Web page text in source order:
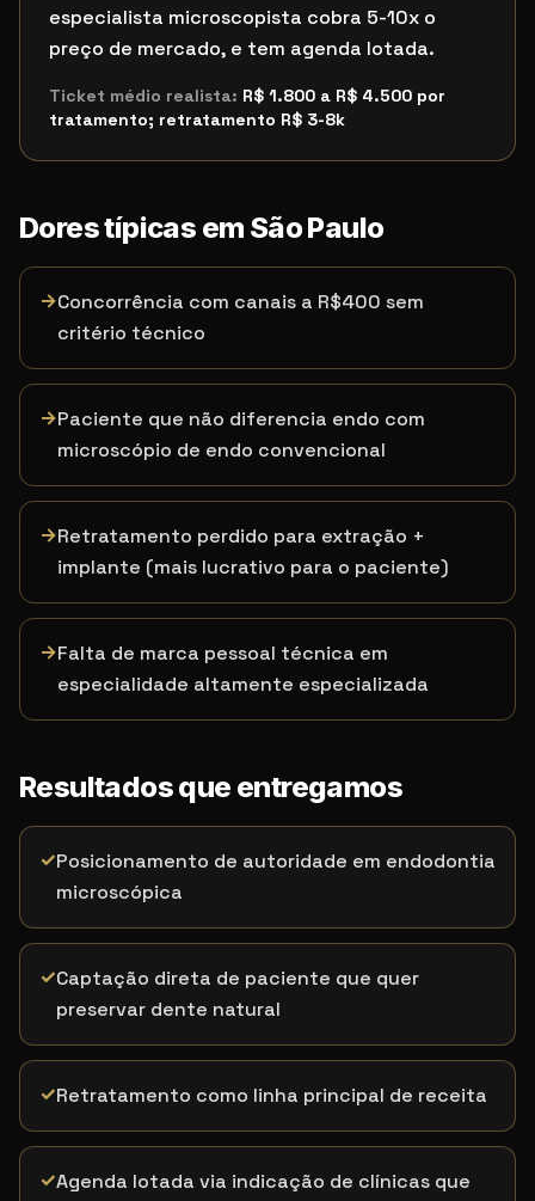
especialista microscopista cobra 5-10x o
preço de mercado, e tem agenda lotada.
Ticket médio realista: R$ 1.800 a R$ 4.500 por
tratamento; retratamento R$ 3-8k
Dores típicas em São Paulo
→Concorrência com canais a R$400 sem
critério técnico
→Paciente que não diferencia endo com
microscópio de endo convencional
→Retratamento perdido para extração +
implante (mais lucrativo para o paciente)
→Falta de marca pessoal técnica em
especialidade altamente especializada
Resultados que entregamos
✓Posicionamento de autoridade em endodontia
microscópica
✓Captação direta de paciente que quer
preservar dente natural
✓Retratamento como linha principal de receita
✓Agenda lotada via indicação de clínicas que